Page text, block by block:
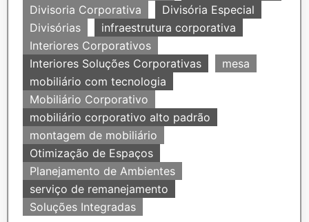
Divisoria Corporativa
Divisória Especial
Divisórias
infraestrutura corporativa
Interiores Corporativos
Interiores Soluções Corporativas
mesa
mobiliário com tecnologia
Mobiliário Corporativo
mobiliário corporativo alto padrão
montagem de mobiliário
Otimização de Espaços
Planejamento de Ambientes
serviço de remanejamento
Soluções Integradas